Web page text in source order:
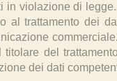
in violazione di
al trattamento dei
titolare del
dei dati